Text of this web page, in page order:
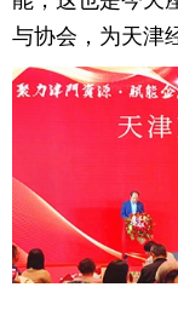
与协会，为天津